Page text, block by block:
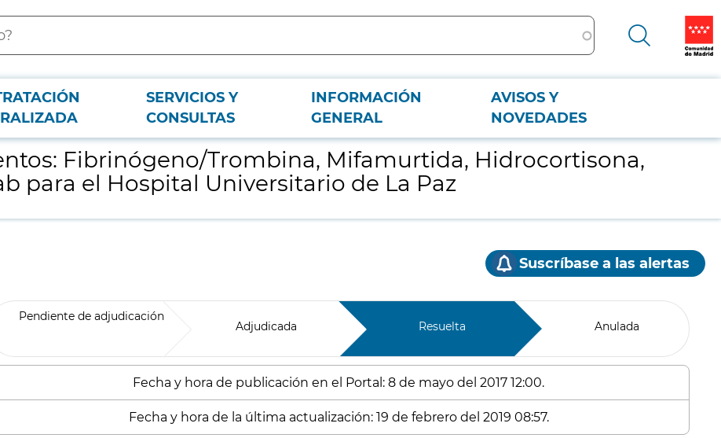
SERVICIOS Y
CONSULTAS
INFORMACIÓN
GENERAL
AVISOS Y
NOVEDADES
Hidrocortisona, Vedolizumab y Bentuximab para el Hospital Universitario de La Paz
Fibrinógeno/Trombina, Mifamurtida, Hidrocortisona,
para el Hospital Universitario de La Paz
Suscríbase a las alertas
Pendiente de adjudicación
Adjudicada Resuelta Anulada
Fecha y hora de publicación en el Portal: 8 de mayo del 2017 12:00.
Fecha y hora de la última actualización: 19 de febrero del 2019 08:57.